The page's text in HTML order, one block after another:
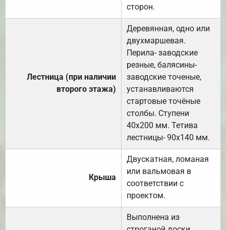
сторон.
Лестница (при наличии
второго этажа)
Деревянная, одно или
двухмаршевая.
Перила- заводские
резные, балясины-
заводские точеные,
устанавливаются
стартовые точёные
столбы. Ступени
40х200 мм. Тетива
лестницы- 90х140 мм.
Крыша
Двускатная, ломаная
или вальмовая в
соответствии с
проектом.
Выполнена из